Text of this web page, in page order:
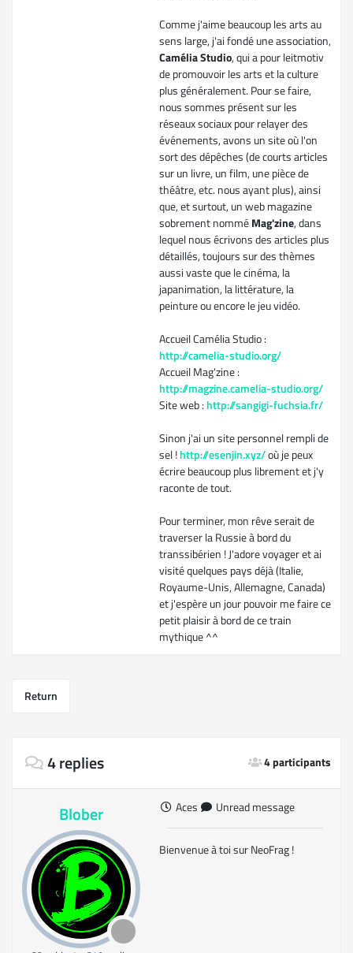
Comme j'aime beaucoup les arts au
sens large, j'ai fondé une association,
Camélia Studio, qui a pour leitmotiv
de promouvoir les arts et la culture
plus généralement. Pour se faire,
nous sommes présent sur les
réseaux sociaux pour relayer des
événements, avons un site où l'on
sort des dépêches (de courts articles
sur un livre, un film, une pièce de
théâtre, etc. nous ayant plus), ainsi
que, et surtout, un web magazine
sobrement nomméMag'zine, dans
lequel nous écrivons des articles plus
détaillés, toujours sur des thèmes
aussi vaste que le cinéma, la
japanimation, la littérature, la
peinture ou encore le jeu vidéo.
Accueil Camélia Studio :
http://camelia-studio.org/
Accueil Mag'zine :
http://magzine.camelia-studio.org/
Site web : http://sangigi-fuchsia.fr/
Sinon j'ai un site personnel rempli de
sel !http://esenjin.xyz/où je peux
écrire beaucoup plus librement et j'y
raconte de tout.
Pour terminer, mon rêve serait de
traverser la Russie à bord du
transsibérien ! J'adore voyager et ai
visité quelques pays déjà (Italie,
Royaume-Unis, Allemagne, Canada)
et j'espère un jour pouvoir me faire ce
petit plaisir à bord de ce train
mythique ^^
Return
4 participants
4 replies
Blober Aces Unread message
Bienvenue à toi sur NeoFrag !